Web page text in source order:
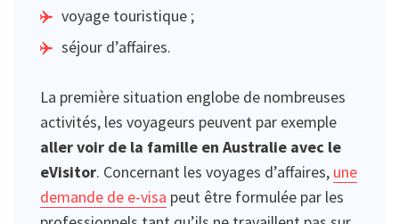
voyage touristique ;
séjour d’affaires.
La première situation englobe de nombreuses
activités, les voyageurs peuvent par exemple
aller voir de la famille en Australie avec le
eVisitor. Concernant les voyages d’affaires, une
demande de e-visa peut être formulée par les